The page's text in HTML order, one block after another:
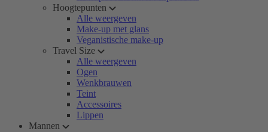
Hoogtepunten
Alle weergeven
Make-up met glans
Veganistische make-up
Travel Size
Alle weergeven
Ogen
Wenkbrauwen
Teint
Accessoires
Lippen
Mannen